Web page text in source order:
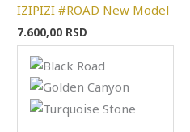
IZIPIZI #ROAD New Model
7.600,00 RSD
više